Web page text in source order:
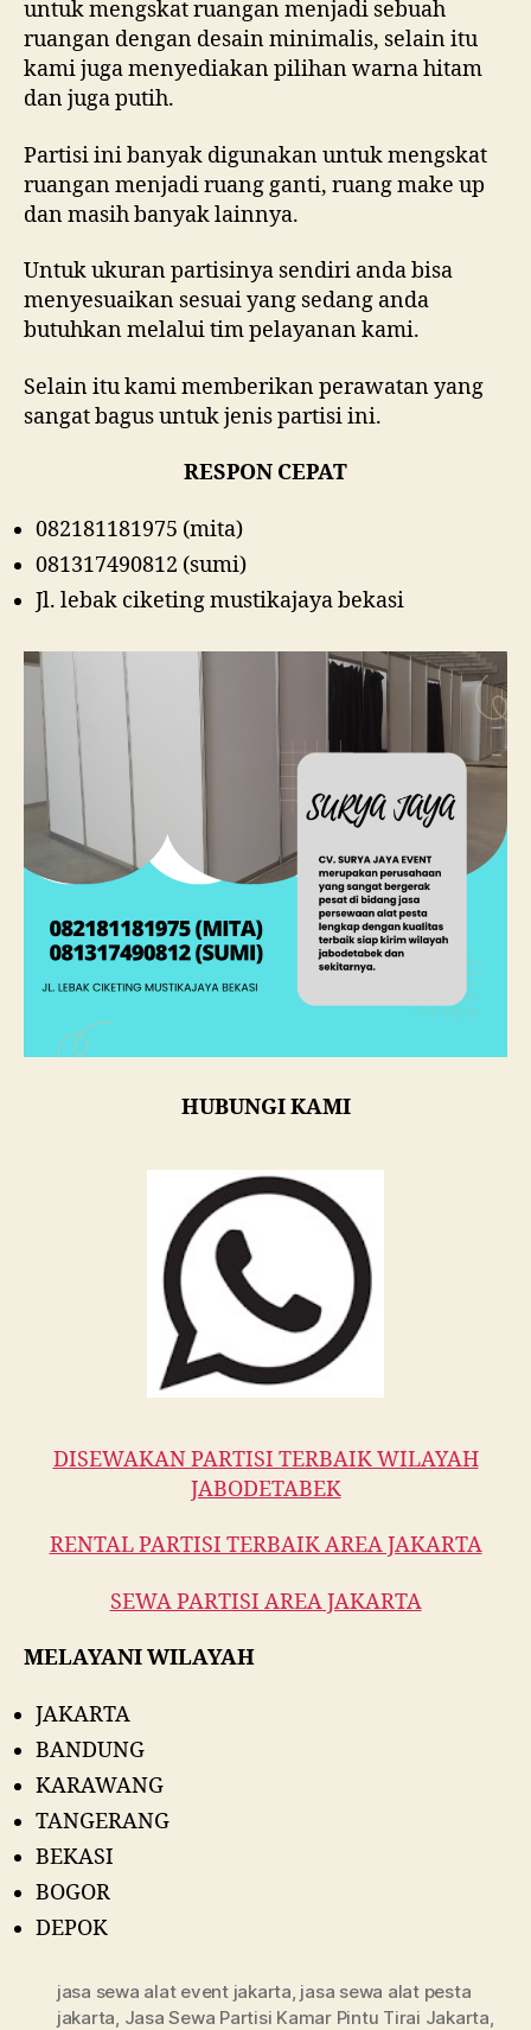
untuk mengskat ruangan menjadi sebuah
ruangan dengan desain minimalis, selain itu
kami juga menyediakan pilihan warna hitam
dan juga putih.
Partisi ini banyak digunakan untuk mengskat
ruangan menjadi ruang ganti, ruang make up
dan masih banyak lainnya.
Untuk ukuran partisinya sendiri anda bisa
menyesuaikan sesuai yang sedang anda
butuhkan melalui tim pelayanan kami.
Selain itu kami memberikan perawatan yang
sangat bagus untuk jenis partisi ini.
RESPON CEPAT
082181181975 (mita)
081317490812 (sumi)
Jl. lebak ciketing mustikajaya bekasi
HUBUNGI KAMI
DISEWAKAN PARTISI TERBAIK WILAYAH
JABODETABEK
RENTAL PARTISI TERBAIK AREA JAKARTA
SEWA PARTISI AREA JAKARTA
MELAYANI WILAYAH
JAKARTA
BANDUNG
KARAWANG
TANGERANG
BEKASI
BOGOR
DEPOK
jasa sewa alat event jakarta, jasa sewa alat pesta
jakarta, Jasa Sewa Partisi Kamar Pintu Tirai Jakarta,